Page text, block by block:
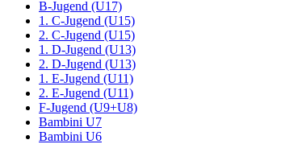
B-Jugend (U17)
1. C-Jugend (U15)
2. C-Jugend (U15)
1. D-Jugend (U13)
2. D-Jugend (U13)
1. E-Jugend (U11)
2. E-Jugend (U11)
F-Jugend (U9+U8)
Bambini U7
Bambini U6